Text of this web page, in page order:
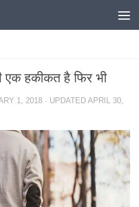
एक हकीकत है फिर भी
1, 2018 · UPDATED APRIL 30,